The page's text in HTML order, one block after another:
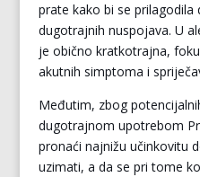
prate kako bi se prilagodila
dugotrajnih nuspojava. U
je obično kratkotrajna,
akutnih simptoma i
Međutim, zbog
dugotrajnom upotrebom
pronaći najnižu učinkovitu
uzimati, a da se pri tome